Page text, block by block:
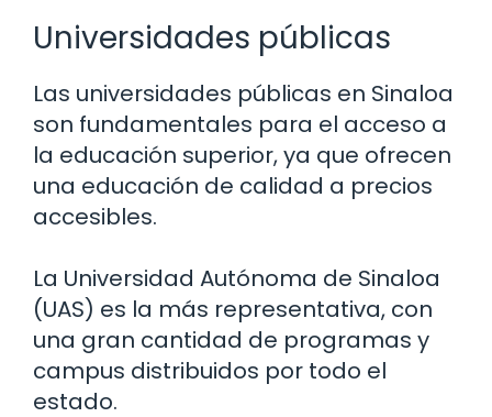
Universidades públicas
Las universidades públicas en Sinaloa
son fundamentales para el acceso a
la educación superior, ya que ofrecen
una educación de calidad a precios
accesibles.
La Universidad Autónoma de Sinaloa
(UAS) es la más representativa, con
una gran cantidad de programas y
campus distribuidos por todo el
estado.